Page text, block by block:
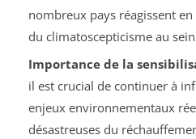
nombreux pays réagissent
du climatoscepticisme au
Importance de la
il est crucial de continuer à
enjeux environnementaux
désastreuses du